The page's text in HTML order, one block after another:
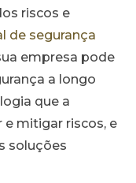
riscos e
de segurança
empresa pode
a longo
que a
mitigar riscos, e
soluções